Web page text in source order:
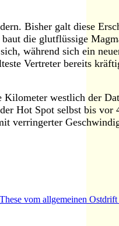
Bisher galt diese
die glutflüssige
während sich ein
Vertreter bereits
westlich der
Hot Spot selbst bis
verringerter
These vom allgemeinen